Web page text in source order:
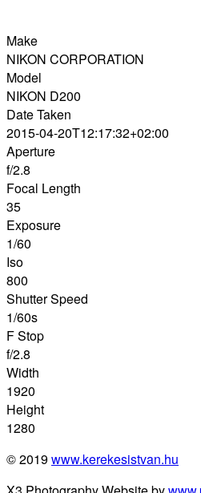
Make
NIKON CORPORATION
Model
NIKON D200
Date Taken
2015-04-20T12:17:32+02:00
Aperture
f/2.8
Focal Length
35
Exposure
1/60
Iso
800
Shutter Speed
1/60s
F Stop
f/2.8
Width
1920
Height
1280
© 2019www.kerekesistvan.hu